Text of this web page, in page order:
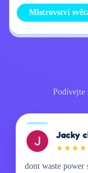
Mistrovství
Podívejte
Jacky
★ ★ ★ ★
dont waste power